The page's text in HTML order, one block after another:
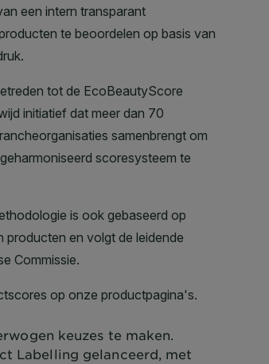
keuzes te maken.
Labelling gelanceerd, met